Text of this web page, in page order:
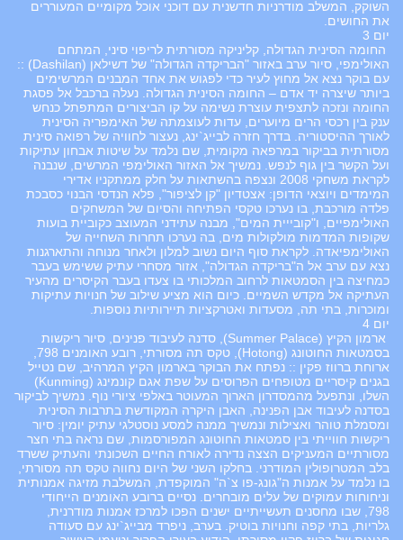
השוקק, המשלב מודרניות חדשנית עם דוכני אוכל מקומיים המעוררים
את החושים.
יום 3
החומה הסינית הגדולה, קליניקה מסורתית לריפוי סיני, המתחם
האולימפי, סיור ערב באזור "הבריקדה הגדולה" של דשילאן (Dashilan) ::
עם בוקר נצא אל מחוץ לעיר כדי לפגוש את אחד המבנים המרשימים
ביותר שיצרה יד אדם – החומה הסינית הגדולה. נעלה ברכבל אל פסגת
החומה ונזכה לתצפית עוצרת נשימה על קו הביצורים המתפתל כנחש
ענק בין רכסי הרים מיוערים, עדות לעוצמתה של האימפריה הסינית
לאורך ההיסטוריה. בדרך חזרה לבייג`ינג, נעצור לחוויה של רפואה סינית
מסורתית בביקור במרפאה מקומית, שם נלמד על שיטות אבחון עתיקות
ועל הקשר בין גוף לנפש. נמשיך אל האזור האולימפי המרשים, שנבנה
לקראת משחקי 2008 ונצפה בהשתאות על חלק ממתקניו אדירי
המימדים ויוצאי הדופן: אצטדיון "קן לציפור", פלא הנדסי הבנוי כסבכת
פלדה מורכבת, בו נערכו טקסי הפתיחה והסיום של המשחקים
האולימפיים, ו"קובייית המים", מבנה עתידני המעוצב כקוביית בועות
שקופות המדמות מולקולות מים, בה נערכו תחרות השחייה של
האולימפיאדה. לקראת סוף היום נשוב למלון ולאחר מנוחה והתארגנות
נצא עם ערב אל ה"בריקדה הגדולה", אזור מסחרי עתיק ששימש בעבר
כמחיצה בין הסמטאות לרחוב המלכותי בו צעדו בעבר הקיסרים מהעיר
העתיקה אל מקדש השמיים. כיום הוא מציע שילוב של חנויות עתיקות
ומוכרות, בתי תה, מסעדות ואטרקציות תיירותיות נוספות.
יום 4
ארמון הקיץ (Summer Palace), סדנה לעיבוד פנינים, סיור ריקשות
ארוחת ברווז פקין :: נפתח את הבוקר בארמון הקיץ המרהיב, שם נטייל
בגנים קיסריים מטופחים הפרוסים על שפת אגם קונמינג (Kunming)
השלו, ונתפעל מהמסדרון הארוך המעוטר באלפי ציורי נוף. נמשיך לביקור
בסדנה לעיבוד אבן הפנינה, האבן היקרה המקודשת בתרבות הסינית
ומסמלת טוהר ואצילות ונמשיך ממנה למסע נוסטלגי עתיק יומין: סיור
ריקשות חווייתי בין סמטאות החוטונג המפורסמות, שם נראה בתי חצר
מסורתיים המעניקים הצצה נדירה לאורח החיים השכונתי והעתיק ששרד
בלב המטרופולין המודרני. בחלקו השני של היום נחווה טקס תה מסורתי,
בו נלמד על אמנות ה"גונג-פו צ`ה" המוקפדת, המשלבת מזיגה אמנותית
וניחוחות עמוקים של עלים מובחרים. נסיים ברובע האומנים הייחודי
798, שבו מחסנים תעשייתיים ישנים הפכו למרכז אמנות מודרנית,
גלריות, בתי קפה וחנויות בוטיק. בערב, ניפרד מבייג`ינג עם סעודה